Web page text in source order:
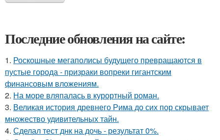
Последние обновления на сайте:
1. Роскошные мегаполисы будущего превращаются в
пустые города - призраки вопреки гигантским
финансовым вложениям.
2. На море вляпалась в курортный роман.
3. Великая история древнего Рима до сих пор скрывает
множество удивительных тайн.
4. Сделал тест днк на дочь - результат 0%.